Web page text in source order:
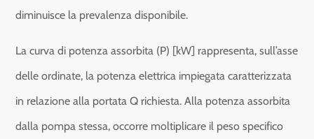
diminuisce la prevalenza disponibile.
La curva di potenza assorbita (P) [kW] rappresenta, sull’asse
delle ordinate, la potenza elettrica impiegata caratterizzata
in relazione alla portata Q richiesta. Alla potenza assorbita
dalla pompa stessa, occorre moltiplicare il peso specifico